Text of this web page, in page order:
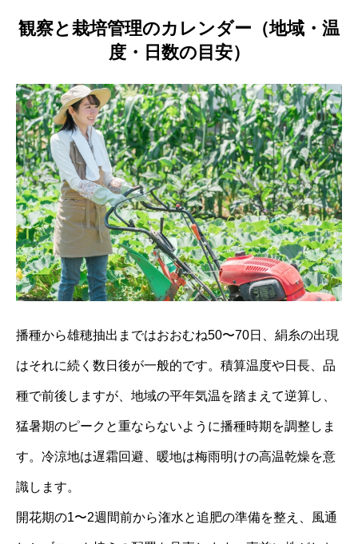
観察と栽培管理のカレンダー（地域・温
度・日数の目安）
播種から雄穂抽出まではおおむね50〜70日、絹糸の出現
はそれに続く数日後が一般的です。積算温度や日長、品
種で前後しますが、地域の平年気温を踏まえて逆算し、
猛暑期のピークと重ならないように播種時期を調整しま
す。冷涼地は遅霜回避、暖地は梅雨明けの高温乾燥を意
識します。
開花期の1〜2週間前から潅水と追肥の準備を整え、風通